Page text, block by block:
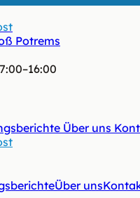
Potrems
Über uns
Über uns